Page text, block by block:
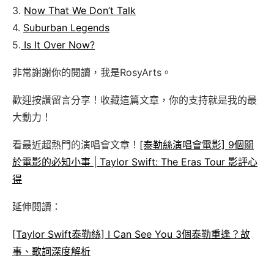
3. Now That We Don’t Talk
4. Suburban Legends
5. Is It Over Now?
非常謝謝你的閱讀，我是RosyArts。
歡迎按讚留言分享！收藏這篇文章，你的支持就是我的最
大動力！
看最近超熱門的演唱會文章！ [泰勒絲演唱會電影] 9個關
於電影的必知小事 | Taylor Swift: The Eras Tour 影評心
得
延伸閱讀：
[Taylor Swift泰勒絲] I Can See You 3個泰勒重逢？故
事、歌詞深度解析